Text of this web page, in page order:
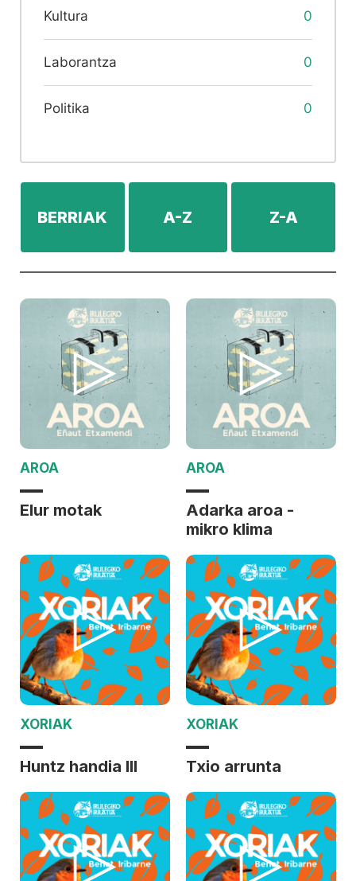
Kultura 0
Laborantza 0
Politika 0
BERRIAK A-Z Z-A
AROA
Elur motak
AROA
Adarka aroa -
mikro klima
XORIAK
Huntz handia III
XORIAK
Txio arrunta